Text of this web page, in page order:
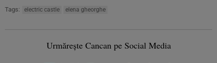
Tags: electric castle elena gheorghe
Urmărește Cancan pe Social Media